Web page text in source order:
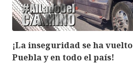
¡La inseguridad se ha
Puebla y en todo el país!